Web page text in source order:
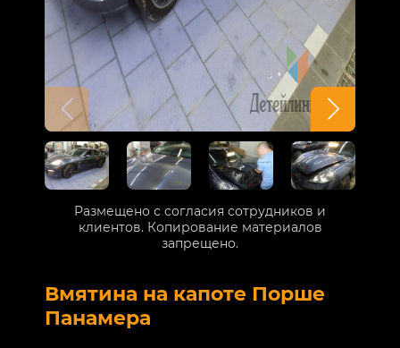
Вмятина на капоте Порше
Панамера
Размещено с согласия сотрудников и
клиентов. Копирование материалов
запрещено.